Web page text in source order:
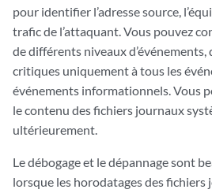
pour identifier l’adresse source,
trafic de l’attaquant. Vous pouvez
de différents niveaux d’événements,
critiques uniquement à tous les
événements informationnels. Vous
le contenu des fichiers journaux
ultérieurement.
Le débogage et le dépannage sont
lorsque les horodatages des fichiers